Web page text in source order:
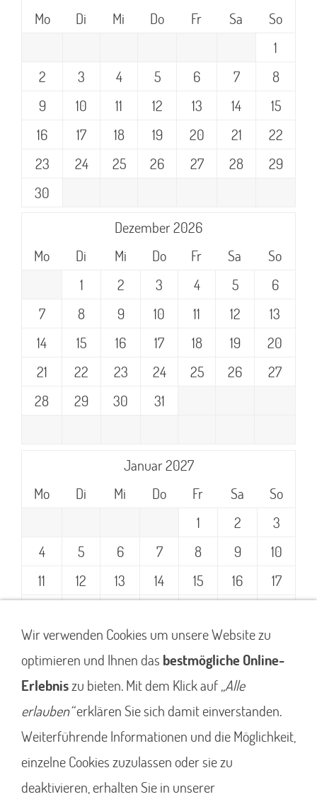
Mo
Di Mi Do Fr Sa
So
1
2
3 4 5 6 7
8
9
10 11 12 13 14
15
16
17 18 19 20 21
22
23
24 25 26 27 28
29
30
Dezember 2026
Mo
Di Mi Do Fr Sa
So
1
2 3 4 5
6
7
8 9 10 11 12
13
14
15 16 17 18 19
20
21
22 23 24 25 26
27
28
29 30 31
Januar 2027
Mo
Di Mi Do Fr Sa
So
1
2
3
4
5 6 7 8 9
10
11
12 13 14 15 16
17
25
26 27 28 29 30
Impressum Datenschutz
Wir verwenden Cookies um unsere Website zu
optimieren und Ihnen das bestmögliche Online-
Erlebniszu bieten. Mit dem Klick auf„Alle
erlauben“erklären Sie sich damit einverstanden.
Weiterführende Informationen und die Möglichkeit,
einzelne Cookies zuzulassen oder sie zu
deaktivieren, erhalten Sie in unserer